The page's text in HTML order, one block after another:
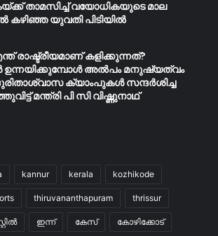
താമസിച്ച് വയോധികയുടെ മാല
കഴിഞ്ഞ യുവതി പിടിയിൽ
രാഷ്ട്രീയമാണ് കളിക്കുന്നത്?
അൽപം മനുഷ്യത്വം
ക്യാംപുകള്‍ സന്ദര്‍ശിച്ച
മന്ത്രി പി സി വിഷ്ണുനാഥ്
kannur kerala kozhikode
thiruvananthapuram thrissur
ഇന്ന് കേസ് കോഴിക്കോട്